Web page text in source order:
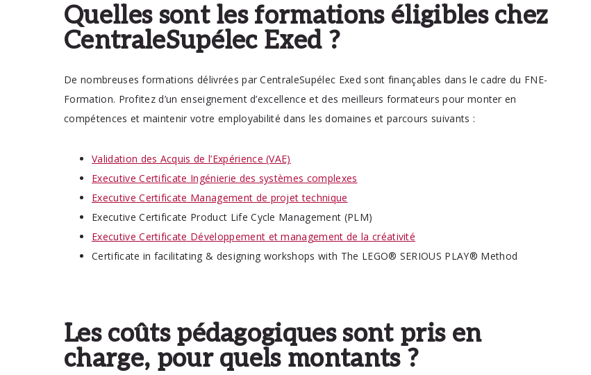
Je veux me former en
sélectionner
grâce à une
sélectionner
Quelles sont les formations éligibles chez
CentraleSupélec Exed ?
De nombreuses formations délivrées par CentraleSupélec Exed sont finançables dans le cadre du FNE-
Formation. Profitez d’un enseignement d’excellence et des meilleurs formateurs pour monter en
compétences et maintenir votre employabilité dans les domaines et parcours suivants :
Validation des Acquis de l’Expérience (VAE)
Executive Certificate Ingénierie des systèmes complexes
Executive Certificate Management de projet technique
Executive Certificate Product Life Cycle Management (PLM)
Executive Certificate Développement et management de la créativité
Certificate in facilitating & designing workshops with The LEGO® SERIOUS PLAY® Method
Les coûts pédagogiques sont pris en
charge, pour quels montants ?